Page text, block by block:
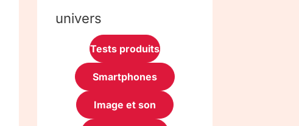
univers
Tests produits
Smartphones
Image et son